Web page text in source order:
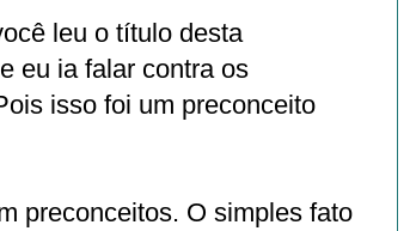
leu o título desta
eu ia falar contra os
isso foi um preconceito
preconceitos. O simples fato